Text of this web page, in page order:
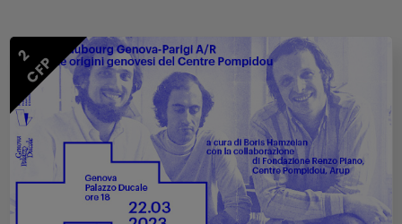
ACCOUNT
2CFP